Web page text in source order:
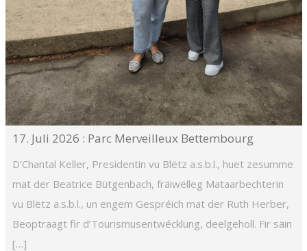
17. Juli 2026 : Parc Merveilleux Bettembourg
D’Chantal Keller, Presidentin vu Blëtz a.s.b.l., huet zesumme
mat der Beatrice Bütgenbach, fräiwëlleg Mataarbechterin
vu Blëtz a.s.b.l., un engem Gespréich mat der Ruth Herber,
Beoptraagt fir d’Tourismusentwécklung, deelgeholl. Fir säin
[…]